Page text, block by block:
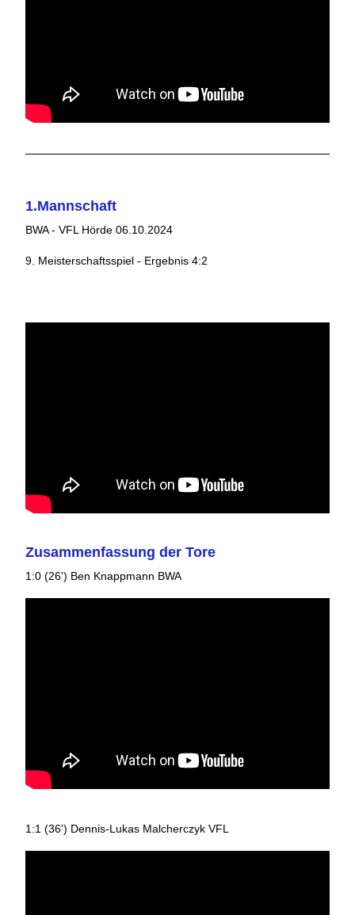
1.Mannschaft
BWA - VFL Hörde 06.10.2024
9. Meisterschaftsspiel - Ergebnis 4:2
Zusammenfassung der Tore
1:0 (26') Ben Knappmann BWA
1:1 (36') Dennis-Lukas Malcherczyk VFL